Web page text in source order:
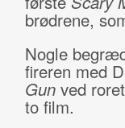
brødrene,
Nogle
fireren med
Gun ved
to film.